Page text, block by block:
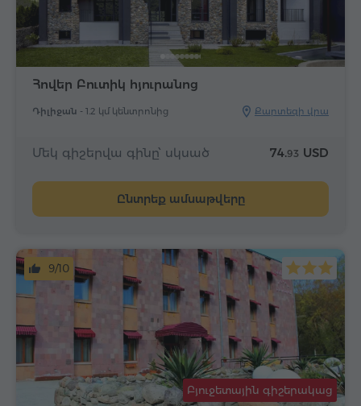
Հովեր Բուտիկ հյուրանոց
Դիլիջան - 1.2 կմ կենտրոնից Քարտեզի վրա
Մեկ գիշերվա գինը՝ սկսած 74.93 USD
Ընտրեք ամսաթվերը
Բյուջետային գիշերակաց
9/10